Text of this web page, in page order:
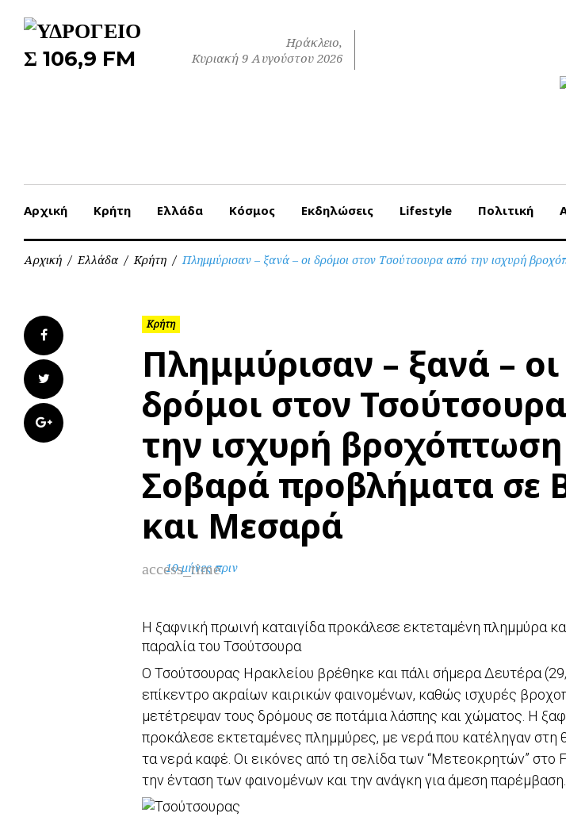
Ηράκλειο,
Κυριακή 9 Αυγούστου 2026
Αρχική Κρήτη Ελλάδα Κόσμος Εκδηλώσεις Lifestyle Πολιτική
Αρχική / Ελλάδα / Κρήτη / Πλημμύρισαν – ξανά – οι δρόμοι στον Τσούτσουρα από την ισχυρή
Facebook
Twitter
Google+
Κρήτη
Πλημμύρισαν – ξανά – οι
δρόμοι στον
την ισχυρή βροχόπτωση
Σοβαρά προβλήματα σε
και Μεσαρά
access_time
10 μήνες πριν
Η ξαφνική πρωινή καταιγίδα προκάλεσε εκτεταμένη πλημμύρα
παραλία του Τσούτσουρα
Ο Τσούτσουρας Ηρακλείου βρέθηκε και πάλι σήμερα Δευτέρα
επίκεντρο ακραίων καιρικών φαινομένων, καθώς ισχυρές
μετέτρεψαν τους δρόμους σε ποτάμια λάσπης και χώματος. Η
προκάλεσε εκτεταμένες πλημμύρες, με νερά που κατέληγαν στη
τα νερά καφέ. Οι εικόνες από τη σελίδα των “Μετεοκρητών” στο
την ένταση των φαινομένων και την ανάγκη για άμεση παρέμβαση.